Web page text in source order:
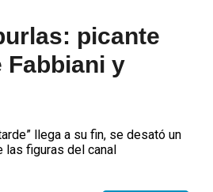
picante
Fabbiani y
llega a su fin, se desató un
las figuras del canal